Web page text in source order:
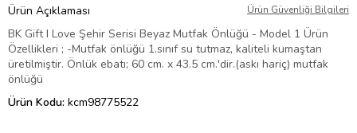
Ürün Açıklaması Ürün Güvenliği Bilgileri
BK Gift I Love Şehir Serisi Beyaz Mutfak Önlüğü - Model 1 Ürün
Özellikleri ; -Mutfak önlüğü 1.sınıf su tutmaz, kaliteli kumaştan
üretilmiştir. Önlük ebatı; 60 cm. x 43.5 cm.'dir.(askı hariç) mutfak
önlüğü
Ürün Kodu: kcm98775522